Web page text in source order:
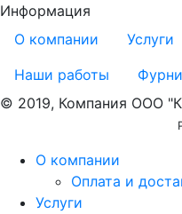
Информация
О компании
Услуги
Наши работы
© 2019, Компания ООО
О компании
Оплата и
Услуги